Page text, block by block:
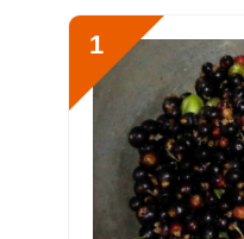
В5
Витамин
В6
0.5 мг
Витамин
30 мкг
Витамин
0
1